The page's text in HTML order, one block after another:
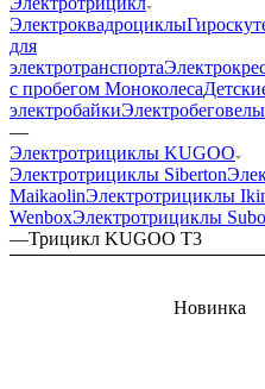
Электроквадроциклы
для
электротранспорта
с пробегом Моноколеса
электробайкиЭлектробеговелы
—
Электротрициклы KUGOO
Электротрициклы Siberton
MaikaolinЭлектротрициклы
WenboxЭлектротрициклы
—Трицикл KUGOO T3
Новинка